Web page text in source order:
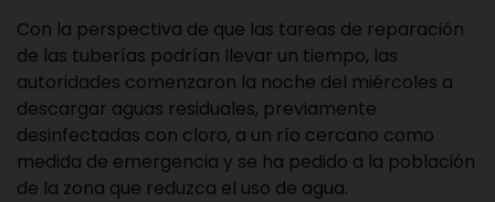
Con la perspectiva de que las tareas de reparación
de las tuberías podrían llevar un tiempo, las
autoridades comenzaron la noche del miércoles a
descargar aguas residuales, previamente
desinfectadas con cloro, a un río cercano como
medida de emergencia y se ha pedido a la población
de la zona que reduzca el uso de agua.